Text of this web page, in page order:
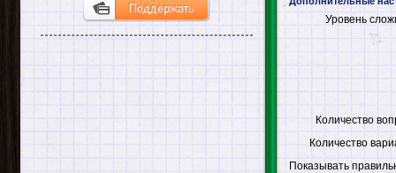
Уровень
Количество
Количество
Показывать